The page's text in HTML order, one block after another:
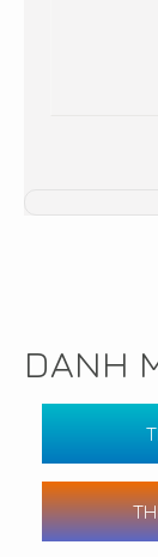
DANH